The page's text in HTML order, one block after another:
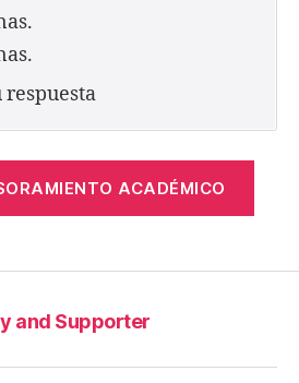
ACADÉMICO
and Supporter